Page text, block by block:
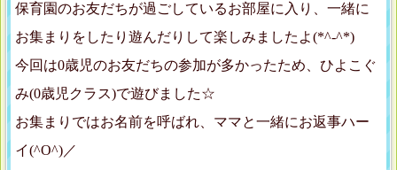
保育園のお友だちが過ごしているお部屋に入り、一緒に
お集まりをしたり遊んだりして楽しみましたよ(*^-^*)
今回は0歳児のお友だちの参加が多かったため、ひよこぐ
み(0歳児クラス)で遊びました☆
お集まりではお名前を呼ばれ、ママと一緒にお返事ハー
イ(^O^)／